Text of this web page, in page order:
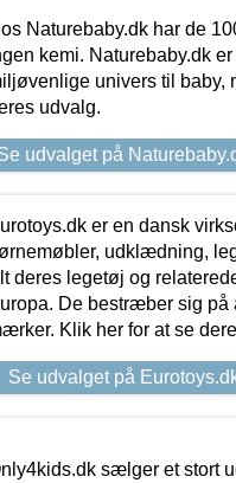
Naturebaby.dk har de
kemi. Naturebaby.dk
univers til baby,
udvalg.
udvalget på
er en dansk
udklædning,
deres legetøj og
De bestræber sig
Klik her for at se
Se udvalget på
sælger et stort